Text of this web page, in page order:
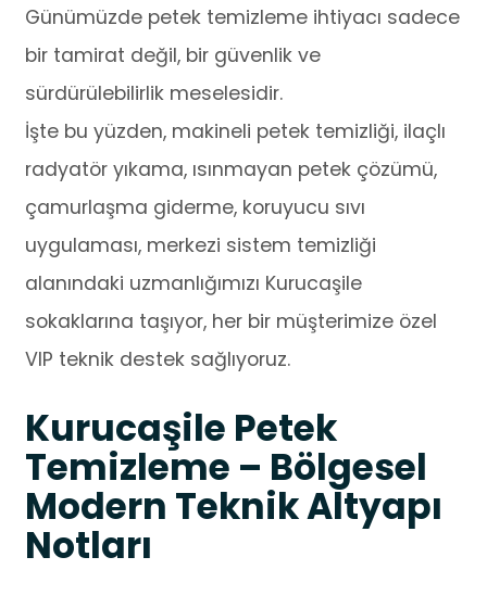
Günümüzde petek temizleme ihtiyacı sadece
bir tamirat değil, bir güvenlik ve
sürdürülebilirlik meselesidir.
İşte bu yüzden, makineli petek temizliği, ilaçlı
radyatör yıkama, ısınmayan petek çözümü,
çamurlaşma giderme, koruyucu sıvı
uygulaması, merkezi sistem temizliği
alanındaki uzmanlığımızı Kurucaşile
sokaklarına taşıyor, her bir müşterimize özel
VIP teknik destek sağlıyoruz.
Kurucaşile Petek
Temizleme – Bölgesel
Modern Teknik Altyapı
Notları